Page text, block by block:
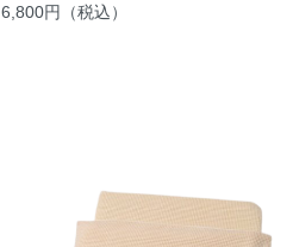
6,800円（税込）